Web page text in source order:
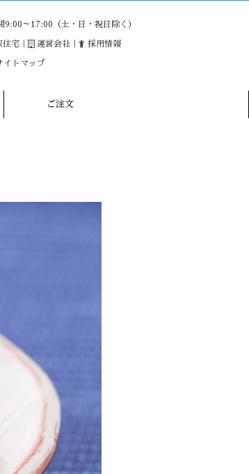
～17:00（土・日・祝日除く）
住宅 運営会社 採用情報
イトマップ
ご注文